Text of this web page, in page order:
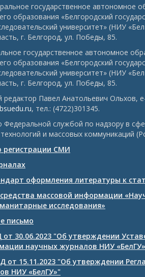
государственное автономное
образования «Белгородский
университет» (НИУ
г. Белгород, ул. Победы, 85.
государственное автономное
образования «Белгородский
университет» (НИУ
г. Белгород, ул. Победы, 85.
редактор Павел Анатольевич Ольхов,
, тел.: (4722)301345.
Федеральной службой по надзору в
и массовых коммуникаций
регистрации СМИ
оформления литературы к
массовой информации
исследования»
письмо
30.06.2023 "Об утверждении
научных журналов НИУ «БелГУ»
от 15.11.2023 "Об утверждении
НИУ «БелГУ»"